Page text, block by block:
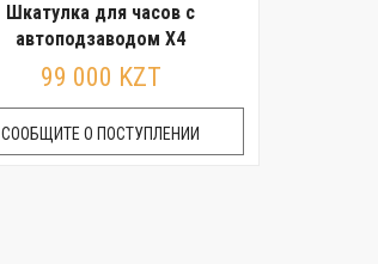
Шкатулка для часов с
автоподзаводом X4
99 000 KZT
СООБЩИТЕ О ПОСТУПЛЕНИИ